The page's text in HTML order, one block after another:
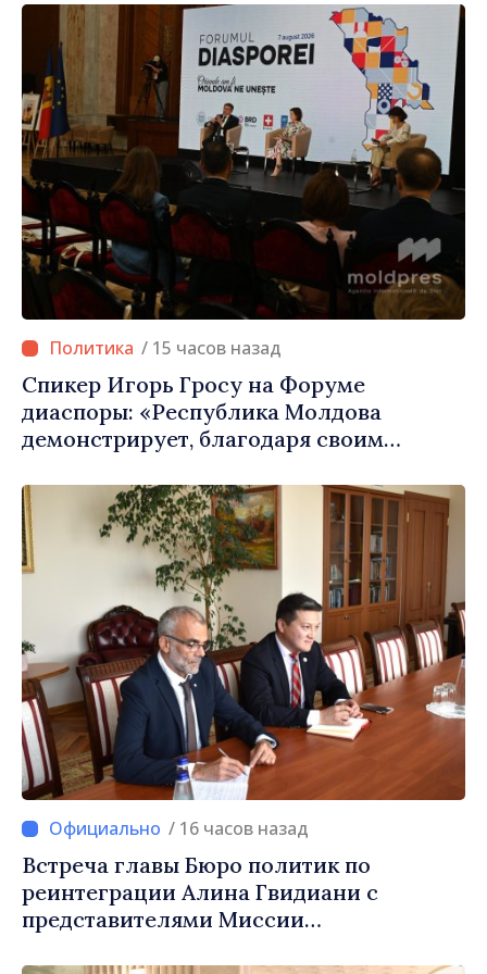
/ 15 часов назад
Спикер Игорь Гросу на Форуме
диаспоры: «Республика Молдова
демонстрирует, благодаря своим
заслуживает стать частью большой
европейской семьи»
/ 16 часов назад
Встреча главы Бюро политик по
реинтеграции Алина Гвидиани с
представителями Миссии